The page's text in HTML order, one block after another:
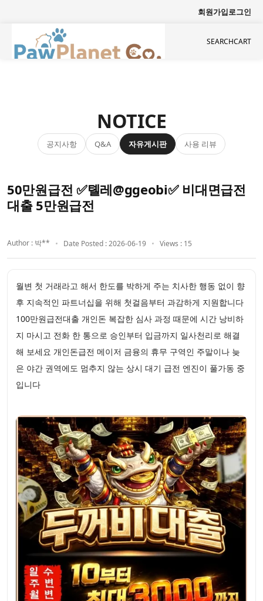
회원가입로그인
SEARCHCART
NOTICE
공지사항 Q&A 자유게시판 사용 리뷰
50만원급전 ✅톌레@ggeobi✅ 비대면급전
대출 5만원급전
Author : 박** Date Posted : 2026-06-19 Views : 15
월변 첫 거래라고 해서 한도를 박하게 주는 치사한 행동 없이 향
후 지속적인 파트너십을 위해 첫걸음부터 과감하게 지원합니다
100만원급전대출 개인돈 복잡한 심사 과정 때문에 시간 낭비하
지 마시고 전화 한 통으로 승인부터 입금까지 일사천리로 해결
해 보세요 개인돈급전 메이저 금융의 휴무 구역인 주말이나 늦
은 야간 권역에도 멈추지 않는 상시 대기 급전 엔진이 풀가동 중
입니다